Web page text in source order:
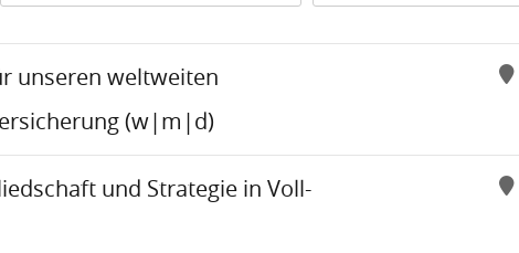
unseren weltweiten
(w|m|d)
und Strategie in Voll-